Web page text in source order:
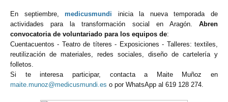
En septiembre,medicusmundi inicia la nueva temporada de
actividades para la transformación social en Aragón. Abren
convocatoria de voluntariado para los equipos de:
Cuentacuentos - Teatro de títeres - Exposiciones - Talleres: textiles,
reutilización de materiales, redes sociales, diseño de cartelería y
folletos.
Si te interesa participar, contacta a Maite Muñoz en
maite.munoz@medicusmundi.es o por WhatsApp al 619 128 274.